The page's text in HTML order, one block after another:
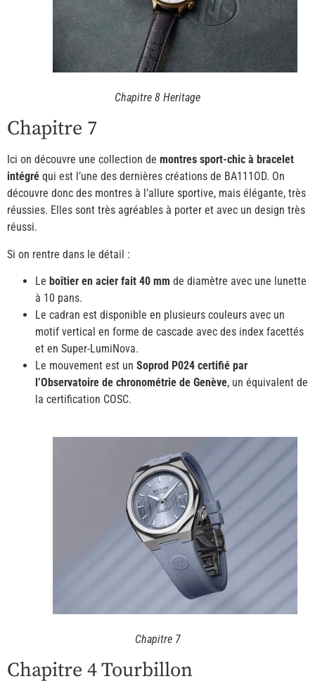
Chapitre 8 Heritage
Chapitre 7
Ici on découvre une collection de montres sport-chic à bracelet
intégré qui est l’une des dernières créations de BA111OD. On
découvre donc des montres à l’allure sportive, mais élégante, très
réussies. Elles sont très agréables à porter et avec un design très
réussi.
Si on rentre dans le détail :
Le boîtier en acier fait 40 mm de diamètre avec une lunette
à 10 pans.
Le cadran est disponible en plusieurs couleurs avec un
motif vertical en forme de cascade avec des index facettés
et en Super-LumiNova.
Le mouvement est un Soprod P024 certifié par
l’Observatoire de chronométrie de Genève, un équivalent de
la certification COSC.
Chapitre 7
Chapitre 4 Tourbillon